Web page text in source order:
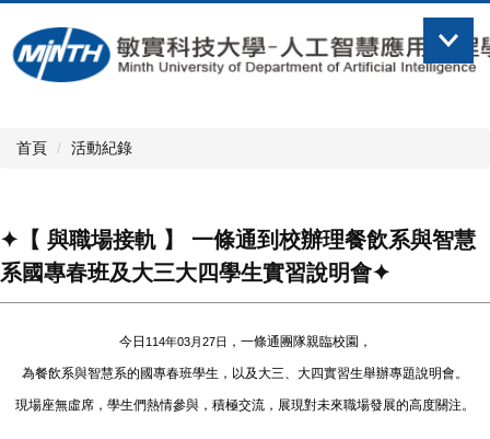
到
主
區
首頁 活動紀錄
✦【 與職場接軌 】 一條通到校辦理餐飲系與智慧
系國專春班及大三大四學生實習說明會✦
今日 114年03月27日 ，一條通團隊親臨校園，
為餐飲系與智慧系的國專春班學生，以及大三、大四實習生舉辦專題說明會。
現場座無虛席，學生們熱情參與，積極交流，展現對未來職場發展的高度關注。